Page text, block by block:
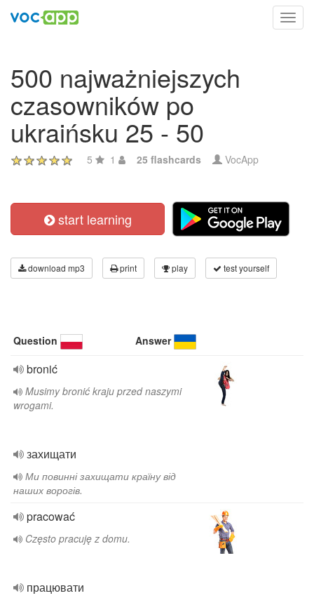
500 najważniejszych
czasowników po
ukraińsku 25 - 50
5 1 25 flashcards VocApp
start learning
download mp3 print play test yourself
Question Answer
bronić
Musimy bronić kraju przed naszymi
wrogami.
захищати
Ми повинні захищати країну від
наших ворогів.
pracować
Często pracuję z domu.
працювати